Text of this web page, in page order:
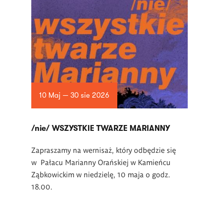
10 Maj — 30 sie 2026
/nie/ WSZYSTKIE TWARZE MARIANNY
Zapraszamy na wernisaż, który odbędzie się
w Pałacu Marianny Orańskiej w Kamieńcu
Ząbkowickim w niedzielę, 10 maja o godz.
18.00.